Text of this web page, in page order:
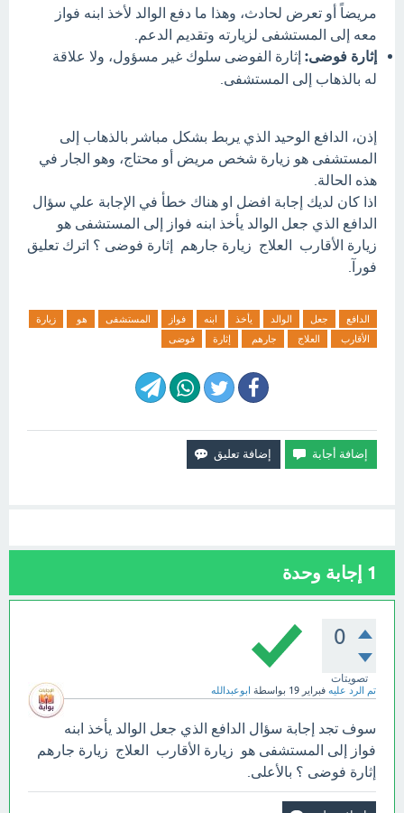
مريضاً أو تعرض لحادث، وهذا ما دفع الوالد لأخذ ابنه فواز
معه إلى المستشفى لزيارته وتقديم الدعم.
إثارة فوضى: إثارة الفوضى سلوك غير مسؤول، ولا علاقة
له بالذهاب إلى المستشفى.
إذن، الدافع الوحيد الذي يربط بشكل مباشر بالذهاب إلى
المستشفى هو زيارة شخص مريض أو محتاج، وهو الجار في
هذه الحالة.
اذا كان لديك إجابة افضل او هناك خطأ في الإجابة علي سؤال
الدافع الذي جعل الوالد يأخذ ابنه فواز إلى المستشفى هو
زيارة الأقارب العلاج زيارة جارهم إثارة فوضى ؟ اترك تعليق
فورآ.
الدافع جعل الوالد يأخذ ابنه فواز المستشفى هو
زيارة
الأقارب
العلاج جارهم إثارة فوضى
1 إجابة وحدة
0
تصويتات
تم الرد عليه فبراير 19 بواسطة ابوعبدالله
سوف تجد إجابة سؤال الدافع الذي جعل الوالد يأخذ ابنه
فواز إلى المستشفى هو زيارة الأقارب العلاج زيارة جارهم
إثارة فوضى ؟ بالأعلى.